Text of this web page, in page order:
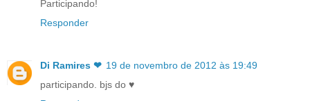
Participando!
Responder
Di Ramires ❤ 19 de novembro de 2012 às 19:49
participando. bjs do ♥